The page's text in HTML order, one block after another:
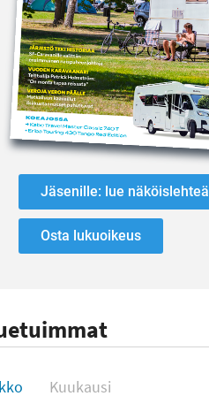
Jäsenille: lue näköislehteä
Osta lukuoikeus
Kuukausi